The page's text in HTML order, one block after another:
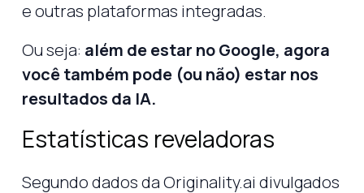
e outras plataformas integradas.
Ou seja: além de estar no Google, agora
você também pode (ou não) estar nos
resultados da IA.
Estatísticas reveladoras
Segundo dados da Originality.ai divulgados